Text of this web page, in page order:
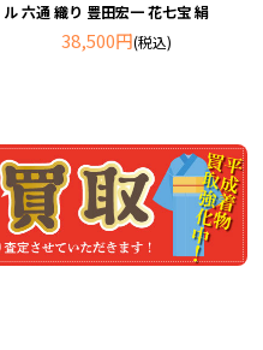
ル 六通 織り 豊田宏一 花七宝 絹
38,500円(税込)